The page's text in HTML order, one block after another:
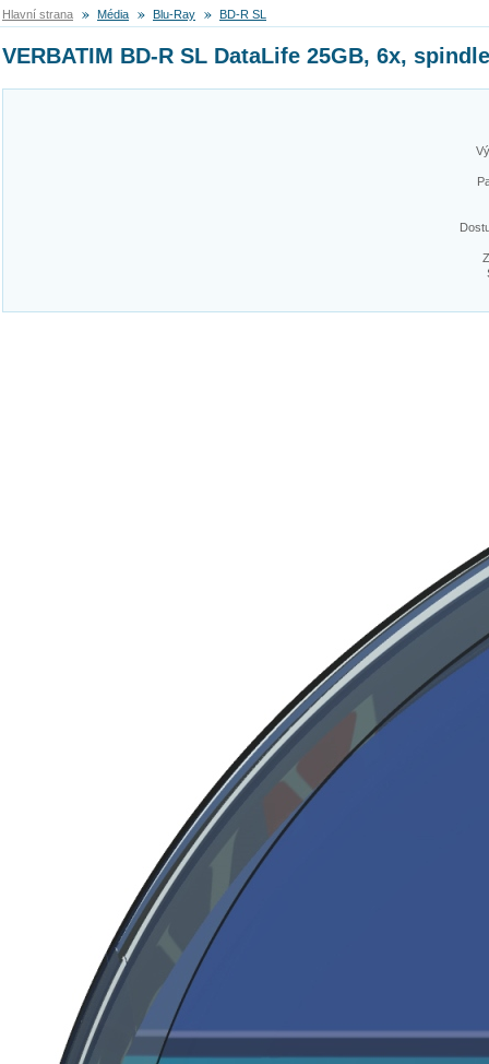
Hlavní strana Média Blu-Ray BD-R SL
VERBATIM BD-R SL DataLife 25GB, 6x,